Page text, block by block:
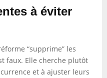
à éviter
“supprime” les
faux. Elle cherche plutôt
et à ajuster leurs